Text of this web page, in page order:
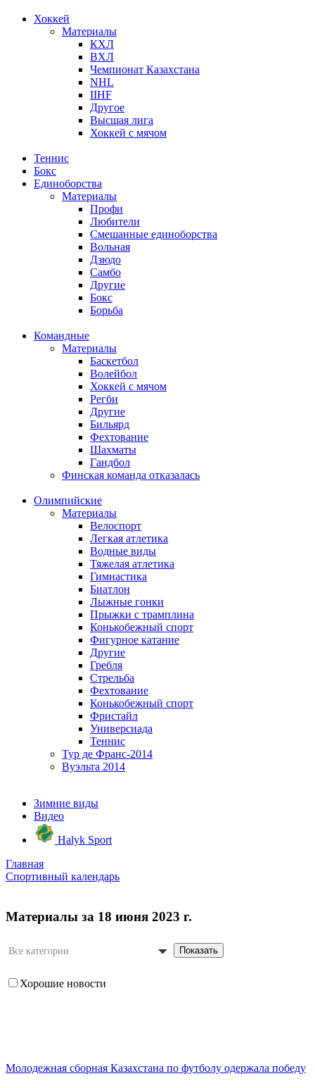
Хоккей
Материалы
КХЛ
ВХЛ
Чемпионат Казахстана
NHL
IIHF
Другое
Высшая лига
Хоккей с мячом
Теннис
Бокс
Единоборства
Материалы
Профи
Любители
Смешанные единоборства
Вольная
Дзюдо
Самбо
Другие
Бокс
Борьба
Командные
Материалы
Баскетбол
Волейбол
Хоккей с мячом
Регби
Другие
Бильярд
Фехтование
Шахматы
Гандбол
Финская команда отказалась
Олимпийские
Материалы
Велоспорт
Легкая атлетика
Водные виды
Тяжелая атлетика
Гимнастика
Биатлон
Лыжные гонки
Прыжки с трамплина
Конькобежный спорт
Фигурное катание
Другие
Гребля
Стрельба
Фехтование
Конькобежный спорт
Фристайл
Универсиада
Теннис
Тур де Франс-2014
Вуэльта 2014
Зимние виды
Видео
Halyk Sport
Главная
Спортивный календарь
Материалы за 18 июня 2023 г.
Все категории Показать
Хорошие новости
Молодежная сборная Казахстана по футболу одержала победу